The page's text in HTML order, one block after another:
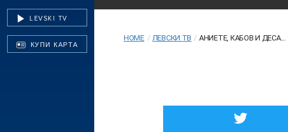
LEVSKI TV
КУПИ КАРТА
HOME / ЛЕВСКИ ТВ / АНИЕТЕ, КАБОВ И ДЕСА...